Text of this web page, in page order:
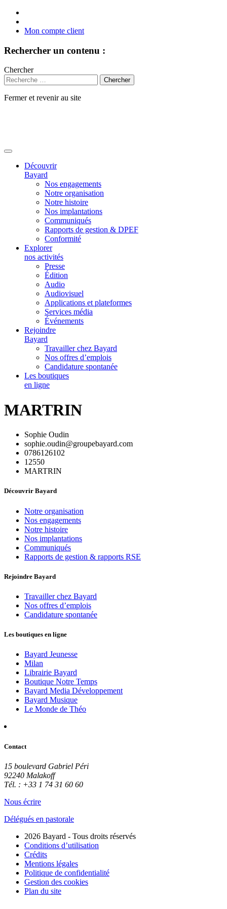
Mon compte client
Rechercher un contenu :
Chercher
Fermer et revenir au site
Découvrir
Bayard
Nos engagements
Notre organisation
Notre histoire
Nos implantations
Communiqués
Rapports de gestion & DPEF
Conformité
Explorer
nos activités
Presse
Édition
Audio
Audiovisuel
Applications et plateformes
Services média
Événements
Rejoindre
Bayard
Travailler chez Bayard
Nos offres d’emplois
Candidature spontanée
Les boutiques
en ligne
MARTRIN
Sophie Oudin
sophie.oudin@groupebayard.com
0786126102
12550
MARTRIN
Découvrir Bayard
Notre organisation
Nos engagements
Notre histoire
Nos implantations
Communiqués
Rapports de gestion & rapports RSE
Rejoindre Bayard
Travailler chez Bayard
Nos offres d’emplois
Candidature spontanée
Les boutiques en ligne
Bayard Jeunesse
Milan
Librairie Bayard
Boutique Notre Temps
Bayard Media Développement
Bayard Musique
Le Monde de Théo
Contact
15 boulevard Gabriel Péri
92240 Malakoff
Tél. : +33 1 74 31 60 60
Nous écrire
Délégués en pastorale
2026 Bayard - Tous droits réservés
Conditions d’utilisation
Crédits
Mentions légales
Politique de confidentialité
Gestion des cookies
Plan du site